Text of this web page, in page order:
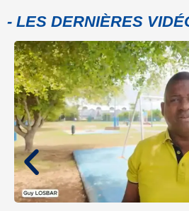
- LES DERNIÈRES